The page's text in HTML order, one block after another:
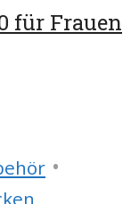
für Frauen
•